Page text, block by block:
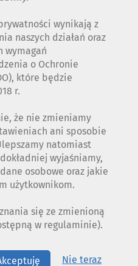
wynikają z
naszych działań oraz
wymagań
o Ochronie
które będzie
r.
że nie zmieniamy
ani sposobie
natomiast
wyjaśniamy,
osobowe oraz jakie
użytkownikom.
się ze zmienioną
w regulaminie).
Nie teraz